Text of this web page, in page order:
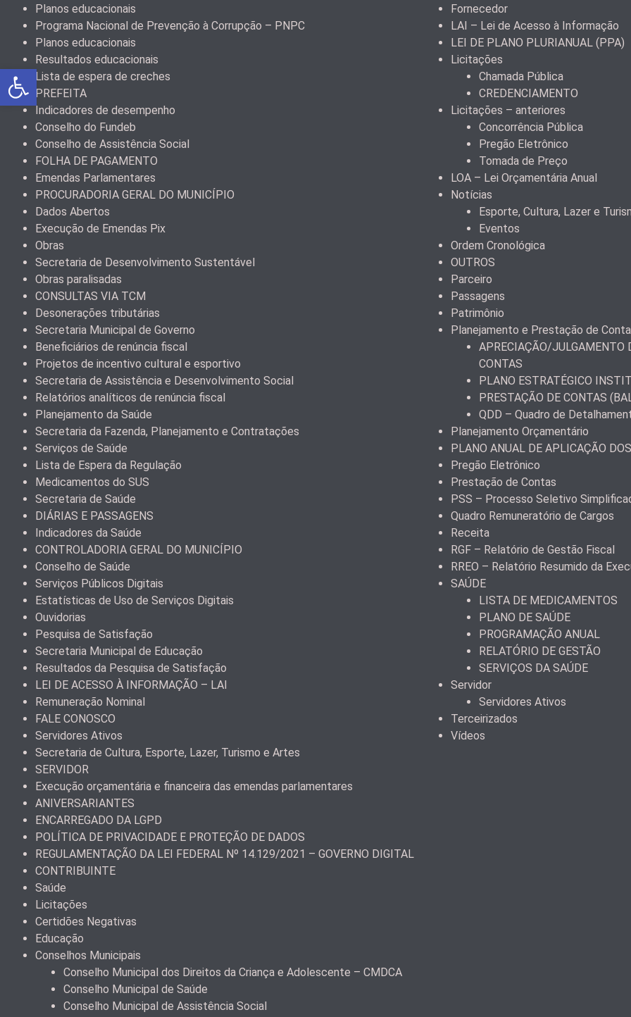
Planos educacionais
Programa Nacional de Prevenção à Corrupção – PNPC
Planos educacionais
Resultados educacionais
Lista de espera de creches
PREFEITA
Indicadores de desempenho
Conselho do Fundeb
Conselho de Assistência Social
FOLHA DE PAGAMENTO
Emendas Parlamentares
PROCURADORIA GERAL DO MUNICÍPIO
Dados Abertos
Execução de Emendas Pix
Obras
Secretaria de Desenvolvimento Sustentável
Obras paralisadas
CONSULTAS VIA TCM
Desonerações tributárias
Secretaria Municipal de Governo
Beneficiários de renúncia fiscal
Projetos de incentivo cultural e esportivo
Secretaria de Assistência e Desenvolvimento Social
Relatórios analíticos de renúncia fiscal
Planejamento da Saúde
Secretaria da Fazenda, Planejamento e Contratações
Serviços de Saúde
Lista de Espera da Regulação
Medicamentos do SUS
Secretaria de Saúde
DIÁRIAS E PASSAGENS
Indicadores da Saúde
CONTROLADORIA GERAL DO MUNICÍPIO
Conselho de Saúde
Serviços Públicos Digitais
Estatísticas de Uso de Serviços Digitais
Ouvidorias
Pesquisa de Satisfação
Secretaria Municipal de Educação
Resultados da Pesquisa de Satisfação
LEI DE ACESSO À INFORMAÇÃO – LAI
Remuneração Nominal
FALE CONOSCO
Servidores Ativos
Secretaria de Cultura, Esporte, Lazer, Turismo e Artes
SERVIDOR
Execução orçamentária e financeira das emendas parlamentares
ANIVERSARIANTES
ENCARREGADO DA LGPD
POLÍTICA DE PRIVACIDADE E PROTEÇÃO DE DADOS
REGULAMENTAÇÃO DA LEI FEDERAL Nº 14.129/2021 – GOVERNO DIGITAL
CONTRIBUINTE
Saúde
Licitações
Certidões Negativas
Educação
Conselhos Municipais
Conselho Municipal dos Direitos da Criança e Adolescente – CMDCA
Conselho Municipal de Saúde
Conselho Municipal de Assistência Social
Fornecedor
LAI – Lei de Acesso à Informação
LEI DE PLANO PLURIANUAL (PPA)
Licitações
Chamada Pública
CREDENCIAMENTO
Licitações – anteriores
Concorrência Pública
Pregão Eletrônico
Tomada de Preço
LOA – Lei Orçamentária Anual
Notícias
Esporte, Cultura, Lazer e
Eventos
Ordem Cronológica
OUTROS
Parceiro
Passagens
Patrimônio
Planejamento e Prestação de
APRECIAÇÃO/JULGAMENTO
CONTAS
PLANO ESTRATÉGICO
PRESTAÇÃO DE CONTAS
QDD – Quadro de
Planejamento Orçamentário
PLANO ANUAL DE APLICAÇÃO
Pregão Eletrônico
Prestação de Contas
PSS – Processo Seletivo
Quadro Remuneratório de Cargos
Receita
RGF – Relatório de Gestão Fiscal
RREO – Relatório Resumido da
SAÚDE
LISTA DE MEDICAMENTOS
PLANO DE SAÚDE
PROGRAMAÇÃO ANUAL
RELATÓRIO DE GESTÃO
SERVIÇOS DA SAÚDE
Servidor
Servidores Ativos
Terceirizados
Vídeos
Abrir a barra de ferramentas